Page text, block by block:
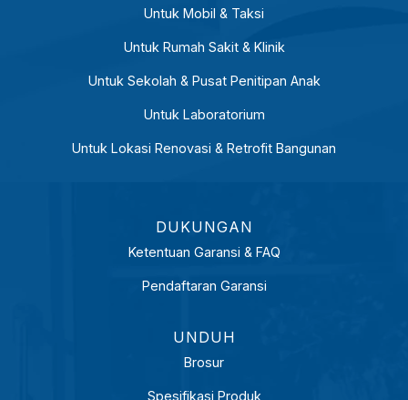
Untuk Mobil & Taksi
Untuk Rumah Sakit & Klinik
Untuk Sekolah & Pusat Penitipan Anak
Untuk Laboratorium
Untuk Lokasi Renovasi & Retrofit Bangunan
DUKUNGAN
Ketentuan Garansi & FAQ
Pendaftaran Garansi
UNDUH
Brosur
Spesifikasi Produk